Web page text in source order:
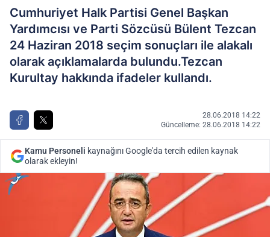
Cumhuriyet Halk Partisi Genel Başkan
Yardımcısı ve Parti Sözcüsü Bülent Tezcan
24 Haziran 2018 seçim sonuçları ile alakalı
olarak açıklamalarda bulundu.Tezcan
Kurultay hakkında ifadeler kullandı.
28.06.2018 14:22
Güncelleme: 28.06.2018 14:22
Kamu Personeli kaynağını Google'da tercih edilen kaynak
olarak ekleyin!